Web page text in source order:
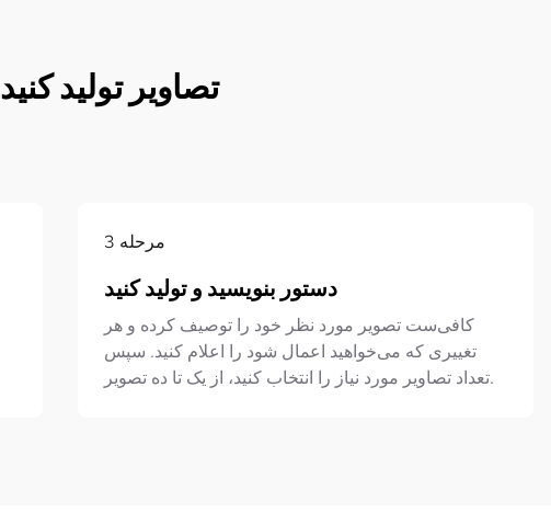
یاد بگیرید چگونه با قابلیت Image to Image تصاویر تولید کنید
مرحله 3
دستور بنویسید و تولید کنید
کافی‌ست تصویر مورد نظر خود را توصیف کرده و هر
تغییری که می‌خواهید اعمال شود را اعلام کنید. سپس
تعداد تصاویر مورد نیاز را انتخاب کنید، از یک تا ده تصویر.